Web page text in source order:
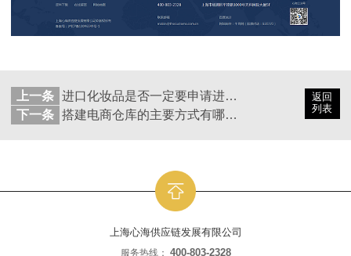
返回
列表
上一条
进口化妆品是否一定要申请进口化妆品备案？
下一条
搭建电商仓库的主要方式有哪些？
上海心海供应链发展有限公司
服务热线： 400-803-2328